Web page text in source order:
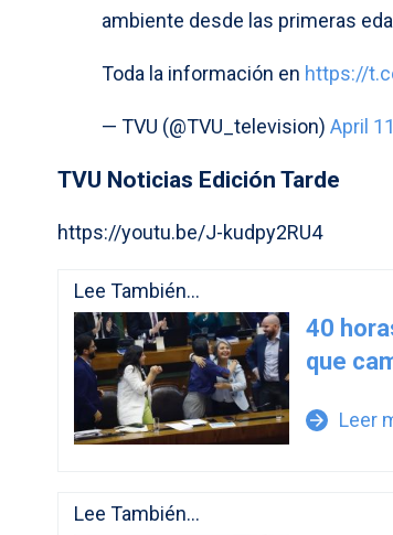
ambiente desde las primeras
Toda la información en https://
— TVU (@TVU_television) April
TVU Noticias Edición Tarde
https://youtu.be/J-kudpy2RU4
Lee También...
40
que
arrow_forward Leer
Lee También...